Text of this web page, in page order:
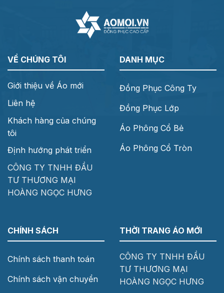
VỀ CHÚNG TÔI
Giới thiệu về Áo mới
Liên hệ
Khách hàng của chúng
tôi
Định hướng phát triển
CÔNG TY TNHH ĐẦU
TƯ THƯƠNG MẠI
HOÀNG NGỌC HƯNG
DANH MỤC
Đồng Phục Công Ty
Đồng Phục Lớp
Áo Phông Cổ Bẻ
Áo Phông Cổ Tròn
CHÍNH SÁCH
Chính sách thanh toán
Chính sách vận chuyển
THỜI TRANG ÁO MỚI
CÔNG TY TNHH ĐẦU
TƯ THƯƠNG MẠI
HOÀNG NGỌC HƯNG